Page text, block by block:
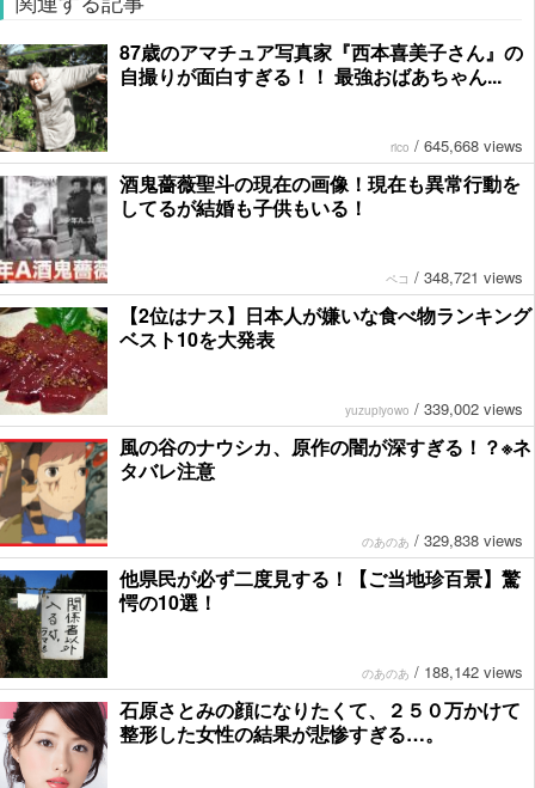
87歳のアマチュア写真家『西本喜美子さん』の
自撮りが面白すぎる！！ 最強おばあちゃん...
rico / 645,668 views
酒鬼薔薇聖斗の現在の画像！現在も異常行動を
してるが結婚も子供もいる！
ペコ / 348,721 views
【2位はナス】日本人が嫌いな食べ物ランキング
ベスト10を大発表
yuzupiyowo / 339,002 views
風の谷のナウシカ、原作の闇が深すぎる！？※ネ
タバレ注意
のあのあ / 329,838 views
他県民が必ず二度見する！【ご当地珍百景】驚
愕の10選！
のあのあ / 188,142 views
石原さとみの顔になりたくて、２５０万かけて
整形した女性の結果が悲惨すぎる…。